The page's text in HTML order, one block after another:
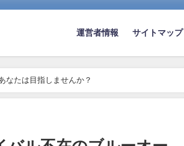
運営者情報 サイトマップ
なたは目指しませんか？